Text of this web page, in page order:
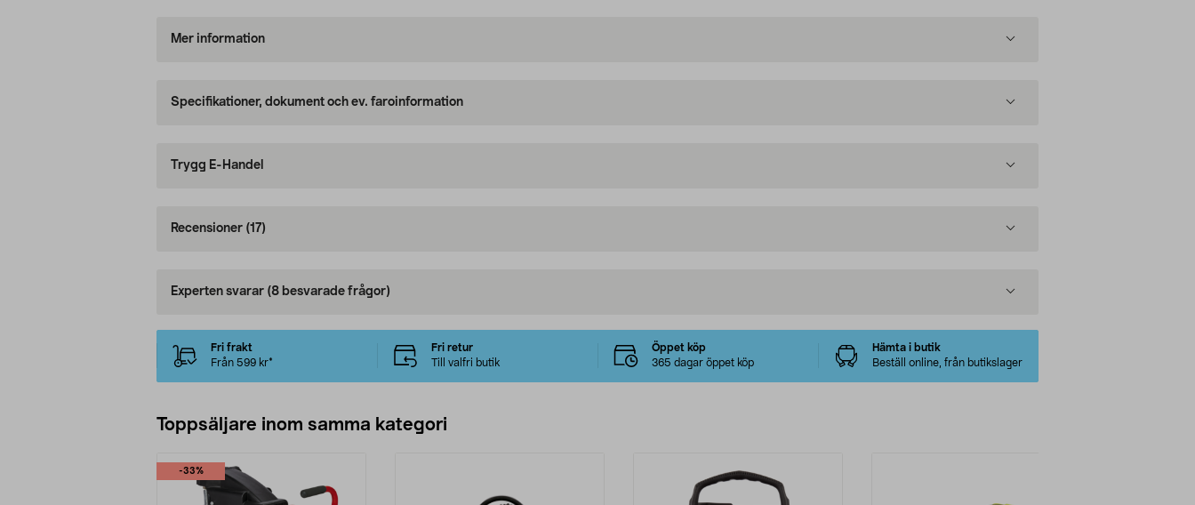
Mer information
Specifikationer, dokument och ev. faroinformation
Trygg E-Handel
Recensioner (17)
Experten svarar (8 besvarade frågor)
Fri frakt
Från 599 kr*
Fri retur
Till valfri butik
Öppet köp
365 dagar öppet köp
Hämta i butik
Beställ online, från butikslager
Toppsäljare inom samma kategori
-33%